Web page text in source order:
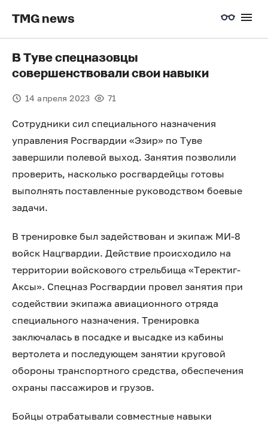
TMG news
В Туве спецназовцы
совершенствовали свои навыки
14 апреля 2023 71
Сотрудники сил специального назначения
управления Росгвардии «Эзир» по Туве
завершили полевой выход. Занятия позволили
проверить, насколько росгвардейцы готовы
выполнять поставленные руководством боевые
задачи.
В тренировке был задействован и экипаж МИ-8
войск Нацгвардии. Действие происходило на
территории войскового стрельбища «Теректиг-
Аксы». Спецназ Росгвардии провел занятия при
содействии экипажа авиационного отряда
специального назначения. Тренировка
заключалась в посадке и высадке из кабины
вертолета и последующем занятии круговой
обороны транспортного средства, обеспечения
охраны пассажиров и грузов.
Бойцы отрабатывали совместные навыки